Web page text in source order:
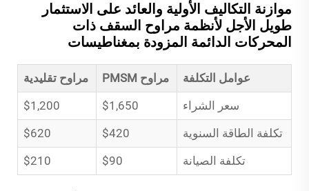
موازنة التكاليف الأولية والعائد على الاستثمار
طويل الأجل لأنظمة مراوح السقف ذات
المحركات الدائمة المزودة بمغناطيسات
عوامل التكلفة مراوح PMSM
مراوح تقليدية
سعر الشراء
$1,650
$1,200
تكلفة الطاقة السنوية
$420
$620
تكلفة الصيانة
$90
$210